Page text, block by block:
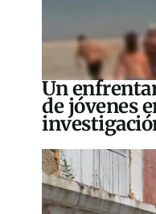
Un
de jóvenes